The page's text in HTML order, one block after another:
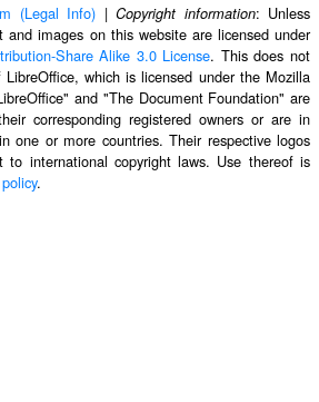
(Legal Info) |Copyright information: Unless
and images on this website are licensed under
Share Alike 3.0 License. This does not
which is licensed under the Mozilla
and "The Document Foundation" are
corresponding registered owners or are in
one or more countries. Their respective logos
to international copyright laws. Use thereof is
.